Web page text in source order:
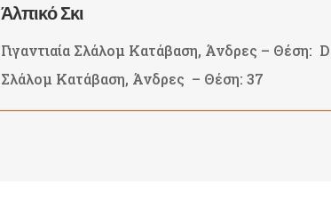
Άλπικό Σκι
Γιγαντιαία Σλάλομ Κατάβαση, Άνδρες – Θέση:
Σλάλομ Κατάβαση, Άνδρες – Θέση: 37